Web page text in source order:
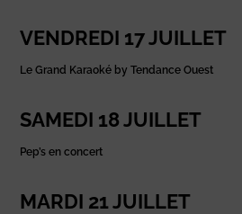
VENDREDI 17 JUILLET
Le Grand Karaoké by Tendance Ouest
SAMEDI 18 JUILLET
Pep’s en concert
MARDI 21 JUILLET